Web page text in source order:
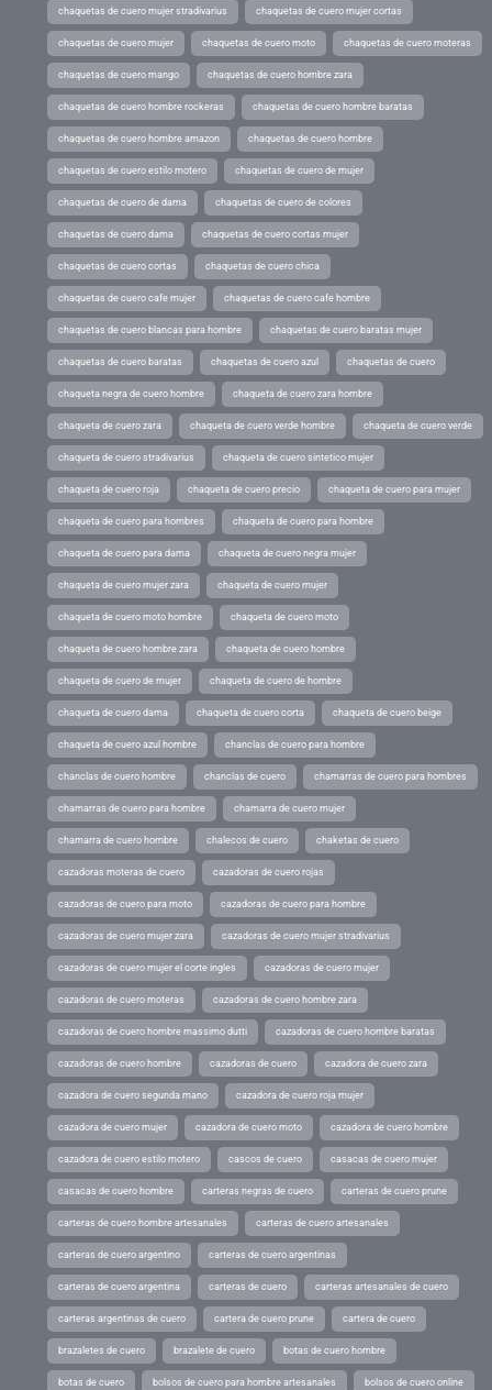
chaquetas de cuero mujer stradivarius chaquetas de cuero mujer cortas
chaquetas de cuero mujer chaquetas de cuero moto chaquetas de cuero moteras
chaquetas de cuero mango chaquetas de cuero hombre zara
chaquetas de cuero hombre rockeras chaquetas de cuero hombre baratas
chaquetas de cuero hombre amazon chaquetas de cuero hombre
chaquetas de cuero estilo motero chaquetas de cuero de mujer
chaquetas de cuero de dama chaquetas de cuero de colores
chaquetas de cuero dama chaquetas de cuero cortas mujer
chaquetas de cuero cortas chaquetas de cuero chica
chaquetas de cuero cafe mujer chaquetas de cuero cafe hombre
chaquetas de cuero blancas para hombre chaquetas de cuero baratas mujer
chaquetas de cuero baratas chaquetas de cuero azul chaquetas de cuero
chaqueta negra de cuero hombre chaqueta de cuero zara hombre
chaqueta de cuero zara chaqueta de cuero verde hombre chaqueta de cuero verde
chaqueta de cuero stradivarius chaqueta de cuero sintetico mujer
chaqueta de cuero roja chaqueta de cuero precio chaqueta de cuero para mujer
chaqueta de cuero para hombres chaqueta de cuero para hombre
chaqueta de cuero para dama chaqueta de cuero negra mujer
chaqueta de cuero mujer zara chaqueta de cuero mujer
chaqueta de cuero moto hombre chaqueta de cuero moto
chaqueta de cuero hombre zara chaqueta de cuero hombre
chaqueta de cuero de mujer chaqueta de cuero de hombre
chaqueta de cuero dama chaqueta de cuero corta chaqueta de cuero beige
chaqueta de cuero azul hombre chanclas de cuero para hombre
chanclas de cuero hombre chanclas de cuero chamarras de cuero para hombres
chamarras de cuero para hombre chamarra de cuero mujer
chamarra de cuero hombre chalecos de cuero chaketas de cuero
cazadoras moteras de cuero cazadoras de cuero rojas
cazadoras de cuero para moto cazadoras de cuero para hombre
cazadoras de cuero mujer zara cazadoras de cuero mujer stradivarius
cazadoras de cuero mujer el corte ingles cazadoras de cuero mujer
cazadoras de cuero moteras cazadoras de cuero hombre zara
cazadoras de cuero hombre massimo dutti cazadoras de cuero hombre baratas
cazadoras de cuero hombre cazadoras de cuero cazadora de cuero zara
cazadora de cuero segunda mano cazadora de cuero roja mujer
cazadora de cuero mujer cazadora de cuero moto cazadora de cuero hombre
cazadora de cuero estilo motero cascos de cuero casacas de cuero mujer
casacas de cuero hombre carteras negras de cuero carteras de cuero prune
carteras de cuero hombre artesanales carteras de cuero artesanales
carteras de cuero argentino carteras de cuero argentinas
carteras de cuero argentina carteras de cuero carteras artesanales de cuero
carteras argentinas de cuero cartera de cuero prune cartera de cuero
brazaletes de cuero brazalete de cuero botas de cuero hombre
botas de cuero bolsos de cuero para hombre artesanales bolsos de cuero online